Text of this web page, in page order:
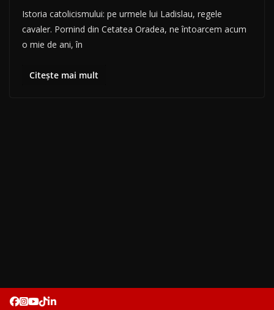
Istoria catolicismului: pe urmele lui Ladislau, regele
cavaler. Pornind din Cetatea Oradea, ne întoarcem acum
o mie de ani, în
Citește mai mult